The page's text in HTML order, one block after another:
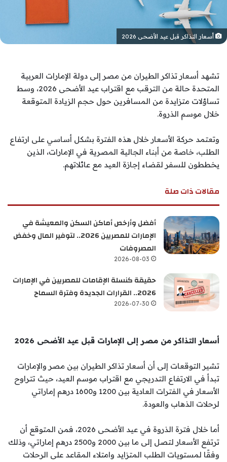
أسعار التذاكر قبل عيد الأضحى 2026
تشهد أسعار تذاكر الطيران من مصر إلى دولة الإمارات العربية
المتحدة حالة من الترقب مع اقتراب عيد الأضحى 2026، وسط
تساؤلات متزايدة من المسافرين حول حجم الزيادة المتوقعة
خلال موسم الذروة.
وتعتمد حركة الأسعار خلال هذه الفترة بشكل أساسي على ارتفاع
الطلب، خاصة من أبناء الجالية المصرية في الإمارات، الذين
يخططون للسفر لقضاء إجازة العيد مع عائلاتهم.
مقالات ذات صلة
أفضل وأرخص أماكن السكن والمعيشة في
الإمارات للمصريين 2026.. لتوفير المال وخفض
المصروفات
2026-08-03
حقيقة كنسلة الإقامات للمصريين في الإمارات
2026.. القرارات الجديدة وفترة السماح
2026-07-30
أسعار التذاكر من مصر إلى الإمارات قبل عيد الأضحى 2026
تشير التوقعات إلى أن أسعار تذاكر الطيران بين مصر والإمارات
تبدأ في الارتفاع التدريجي مع اقتراب موسم العيد، حيث تتراوح
الأسعار في الفترات العادية بين 1200 و1600 درهم إماراتي
لرحلات الذهاب والعودة.
أما خلال فترة الذروة في عيد الأضحى 2026، فمن المتوقع أن
ترتفع الأسعار لتصل إلى ما بين 2000 و2500 درهم إماراتي، وذلك
وفقًا لمستويات الطلب المتزايد وامتلاء المقاعد على الرحلات